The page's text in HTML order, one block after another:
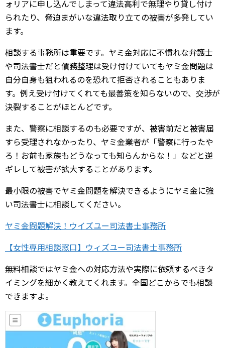
ォリアに申し込んでしまって違法高利で無理やり貸し付け
られたり、脅迫まがいな違法取り立ての被害が多発してい
ます。
相談する事務所は重要です。ヤミ金対応に不慣れな弁護士
や司法書士だと債務整理は受け付けていてもヤミ金問題は
自分自身も狙われるのを恐れて拒否されることもありま
す。例え受け付けてくれても最善策を知らないので、交渉が
決裂することがほとんどです。
また、警察に相談するのも必要ですが、被害前だと被害届
すら受理されなかったり、ヤミ金業者が「警察に行ったや
ろ！お前も家族もどうなっても知らんからな！」などと逆
ギレして被害が拡大することがあります。
最小限の被害でヤミ金問題を解決できるようにヤミ金に強
い司法書士に相談してください。
ヤミ金問題解決！ウイズユー司法書士事務所
【女性専用相談窓口】ウィズユー司法書士事務所
無料相談ではヤミ金への対応方法や実際に依頼するべきタ
イミングを細かく教えてくれます。全国どこからでも相談
できますよ。